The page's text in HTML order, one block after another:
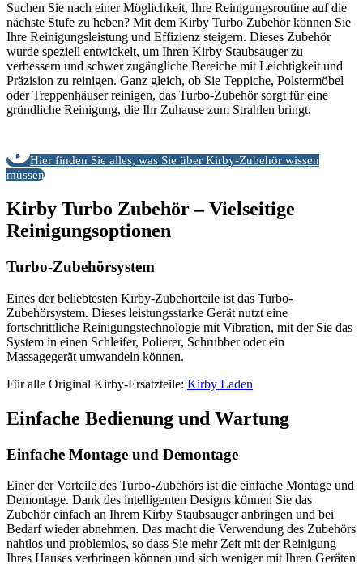
Suchen Sie nach einer Möglichkeit, Ihre Reinigungsroutine auf die
nächste Stufe zu heben? Mit dem Kirby Turbo Zubehör können Sie
Ihre Reinigungsleistung und Effizienz steigern. Dieses Zubehör
wurde speziell entwickelt, um Ihren Kirby Staubsauger zu
verbessern und schwer zugängliche Bereiche mit Leichtigkeit und
Präzision zu reinigen. Ganz gleich, ob Sie Teppiche, Polstermöbel
oder Treppenhäuser reinigen, das Turbo-Zubehör sorgt für eine
gründliche Reinigung, die Ihr Zuhause zum Strahlen bringt.
Hier finden Sie alles, was Sie über Kirby-Zubehör wissen
müssen
Kirby Turbo Zubehör – Vielseitige
Reinigungsoptionen
Turbo-Zubehörsystem
Eines der beliebtesten Kirby-Zubehörteile ist das Turbo-
Zubehörsystem. Dieses leistungsstarke Gerät nutzt eine
fortschrittliche Reinigungstechnologie mit Vibration, mit der Sie das
System in einen Schleifer, Polierer, Schrubber oder ein
Massagegerät umwandeln können.
Für alle Original Kirby-Ersatzteile: Kirby Laden
Einfache Bedienung und Wartung
Einfache Montage und Demontage
Einer der Vorteile des Turbo-Zubehörs ist die einfache Montage und
Demontage. Dank des intelligenten Designs können Sie das
Zubehör einfach an Ihrem Kirby Staubsauger anbringen und bei
Bedarf wieder abnehmen. Das macht die Verwendung des Zubehörs
nahtlos und problemlos, so dass Sie mehr Zeit mit der Reinigung
Ihres Hauses verbringen können und sich weniger mit Ihren Geräten